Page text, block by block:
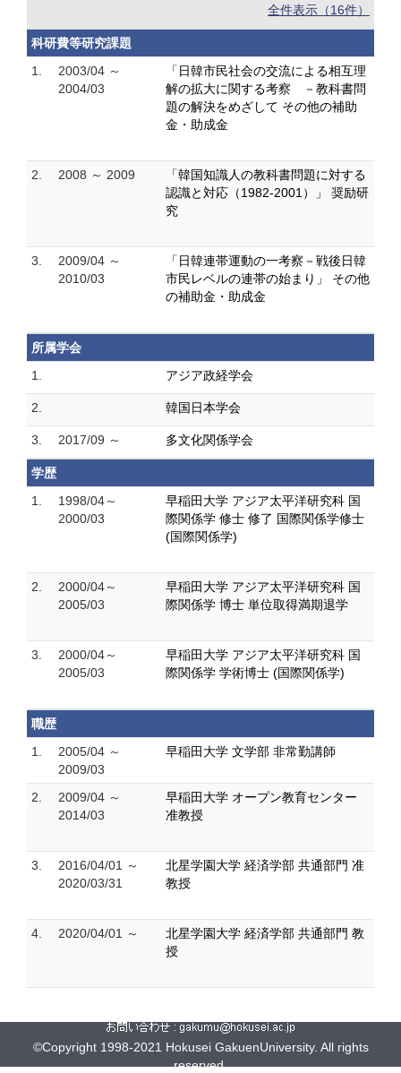
全件表示（16件）
科研費等研究課題
1.
2003/04 ～
2004/03
「日韓市民社会の交流による相互理
解の拡大に関する考察 －教科書問
題の解決をめざして その他の補助
金・助成金
2. 2008 ～ 2009
「韓国知識人の教科書問題に対する
認識と対応（1982-2001）」 奨励研
究
3.
2009/04 ～
2010/03
「日韓連帯運動の一考察－戦後日韓
市民レベルの連帯の始まり」 その他
の補助金・助成金
所属学会
1.
アジア政経学会
2. 韓国日本学会
3. 2017/09 ～ 多文化関係学会
学歴
1.
1998/04～
2000/03
早稲田大学 アジア太平洋研究科 国
際関係学 修士 修了 国際関係学修士
(国際関係学)
2.
2000/04～
2005/03
早稲田大学 アジア太平洋研究科 国
際関係学 博士 単位取得満期退学
3.
2000/04～
2005/03
早稲田大学 アジア太平洋研究科 国
際関係学 学術博士 (国際関係学)
職歴
1.
2005/04 ～
2009/03
早稲田大学 文学部 非常勤講師
2.
2009/04 ～
2014/03
早稲田大学 オープン教育センター
准教授
3.
2016/04/01 ～
2020/03/31
北星学園大学 経済学部 共通部門 准
教授
4. 2020/04/01 ～
北星学園大学 経済学部 共通部門 教
授
©Copyright 1998-2021 Hokusei GakuenUniversity. All rights
reserved.